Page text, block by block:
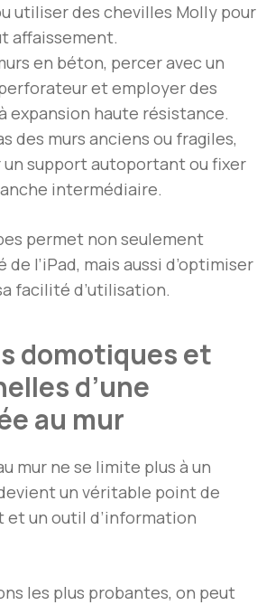
utiliser des chevilles Molly pour
affaissement.
en béton, percer avec un
et employer des
expansion haute résistance.
des murs anciens ou fragiles,
un support autoportant ou fixer
intermédiaire.
permet non seulement
de l’iPad, mais aussi d’optimiser
facilité d’utilisation.
domotiques et
d’une
au mur
mur ne se limite plus à un
un véritable point de
un outil d’information
les plus probantes, on peut